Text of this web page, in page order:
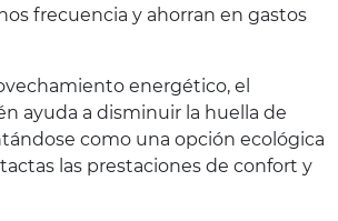
frecuencia y ahorran en gastos
energético, el
ayuda a disminuir la huella de
como una opción ecológica
las prestaciones de confort y